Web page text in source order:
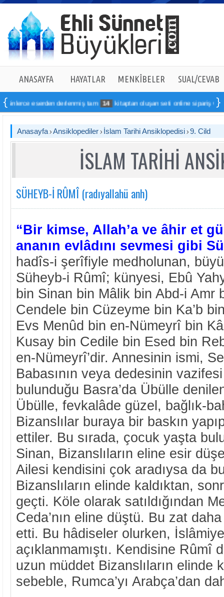
ANASAYFA HAYATLAR MENKÎBELER SUAL/CEVAB
derlenmiş tam 14 kitaptan oluşan seti online sipariş verebilirsiniz
Anasayfa Ansiklopediler İslam Tarihi Ansiklopedisi 9. Cild
İSLAM TARİHİ
SÜHEYB-İ RÛMÎ (radıyallahü anh)
“Bir kimse, Allah’a ve âhir et
ananın evlâdını sevmesi gibi
hadîs-i şerîfiyle medholunan,
Süheyb-i Rûmî; künyesi, Ebû
bin Sinan bin Mâlik bin Abd-i Amr
Cendele bin Cüzeyme bin Ka’b
Evs Menûd bin en-Nümeyrî bin
Kusay bin Cedile bin Esed bin
en-Nümeyrî’dir. Annesinin ismi,
Babasının veya dedesinin vazifesi
bulunduğu Basra’da Übülle
Übülle, fevkalâde güzel, bağlık-
Bizanslılar buraya bir baskın
ettiler. Bu sırada, çocuk yaşta
Sinan, Bizanslıların eline esir
Ailesi kendisini çok aradıysa da
Bizanslıların elinde kaldıktan,
geçti. Köle olarak satıldığından
Ceda’nın eline düştü. Bu zat
etti. Bu hâdiseler olurken,
açıklanmamıştı. Kendisine Rûmî
uzun müddet Bizanslıların elinde
sebeble, Rumca’yı Arabça’dan